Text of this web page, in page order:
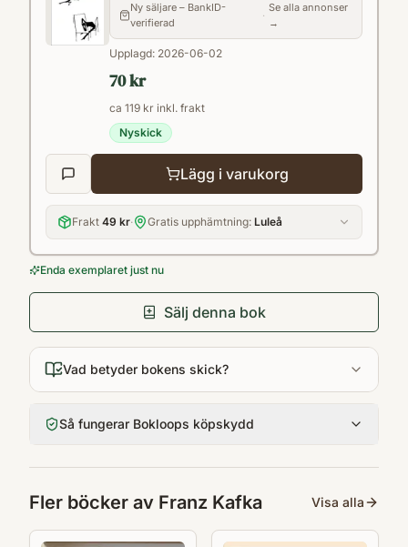
Ny säljare – BankID-
verifierad
·
Se alla annonser
→
Upplagd: 2026-06-02
70 kr
ca 119 kr inkl. frakt
Nyskick
Lägg i varukorg
Frakt 49 kr· Gratis upphämtning: Luleå
Enda exemplaret just nu
Sälj denna bok
Vad betyder bokens skick?
Så fungerar Bokloops köpskydd
Fler böcker av Franz Kafka Visa alla